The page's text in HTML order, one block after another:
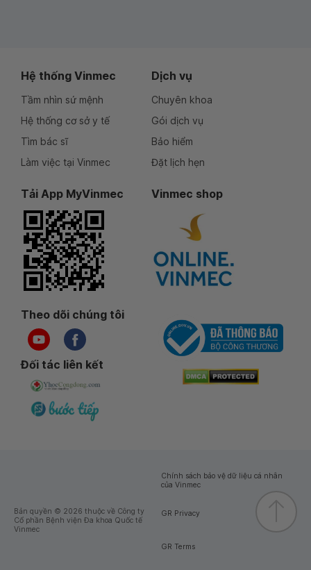
Hệ thống Vinmec
Tầm nhìn sứ mệnh
Hệ thống cơ sở y tế
Tìm bác sĩ
Làm việc tại Vinmec
Dịch vụ
Chuyên khoa
Gói dịch vụ
Bảo hiểm
Đặt lịch hẹn
Tải App MyVinmec Vinmec shop
Theo dõi chúng tôi
Đối tác liên kết
Bản quyền © 2026 thuộc về Công ty
Cổ phần Bệnh viện Đa khoa Quốc tế
Vinmec
Chính sách bảo vệ dữ liệu cá nhân
của Vinmec
GR Privacy
GR Terms